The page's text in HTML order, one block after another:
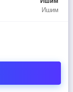
Ишим